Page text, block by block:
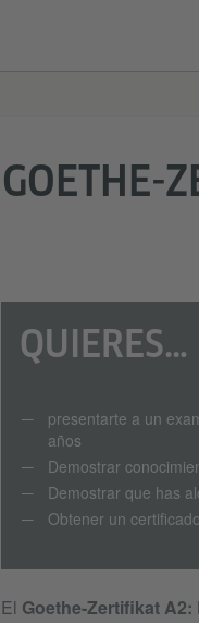
GOETHE-
QUIERES…
presentarte a un
años
Demostrar
Demostrar que has
Obtener un
El Goethe-Zertifikat